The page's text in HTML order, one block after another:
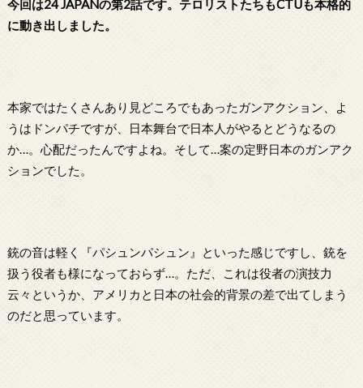
今回は24 JAPANの第2話です。テロリストたちもCTUも本格的
に動き出しました。
本家ではたくさんあり見どころでもあったガンアクション、よ
うはドンパチですが、日本舞台で日本人がやるとどうなるの
か…。心配だったんですよね。そして…案の定野日本のガンアク
ションでした。
銃の音は軽く『パシュンパシュン』といった感じですし、銃を
扱う役者も様になっておらず…。ただ、これは役者の演技力
云々というか、アメリカと日本の社会的背景の差で出てしまう
のだと思っています。